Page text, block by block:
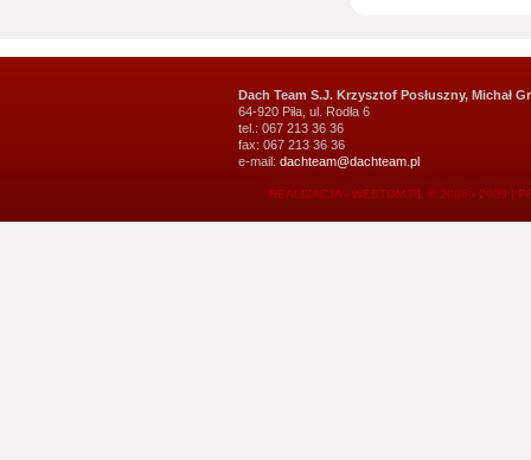
Dach Team S.J. Krzysztof Posłuszny, Michał
64-920 Piła, ul. Rodła 6
tel.: 067 213 36 36
fax: 067 213 36 36
e-mail: dachteam@dachteam.pl
REALIZACJA - WEBTOM.PL © 2006 - 2009 |